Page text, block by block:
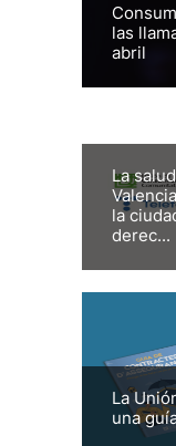
las
abril
La
la
derec...
La
una